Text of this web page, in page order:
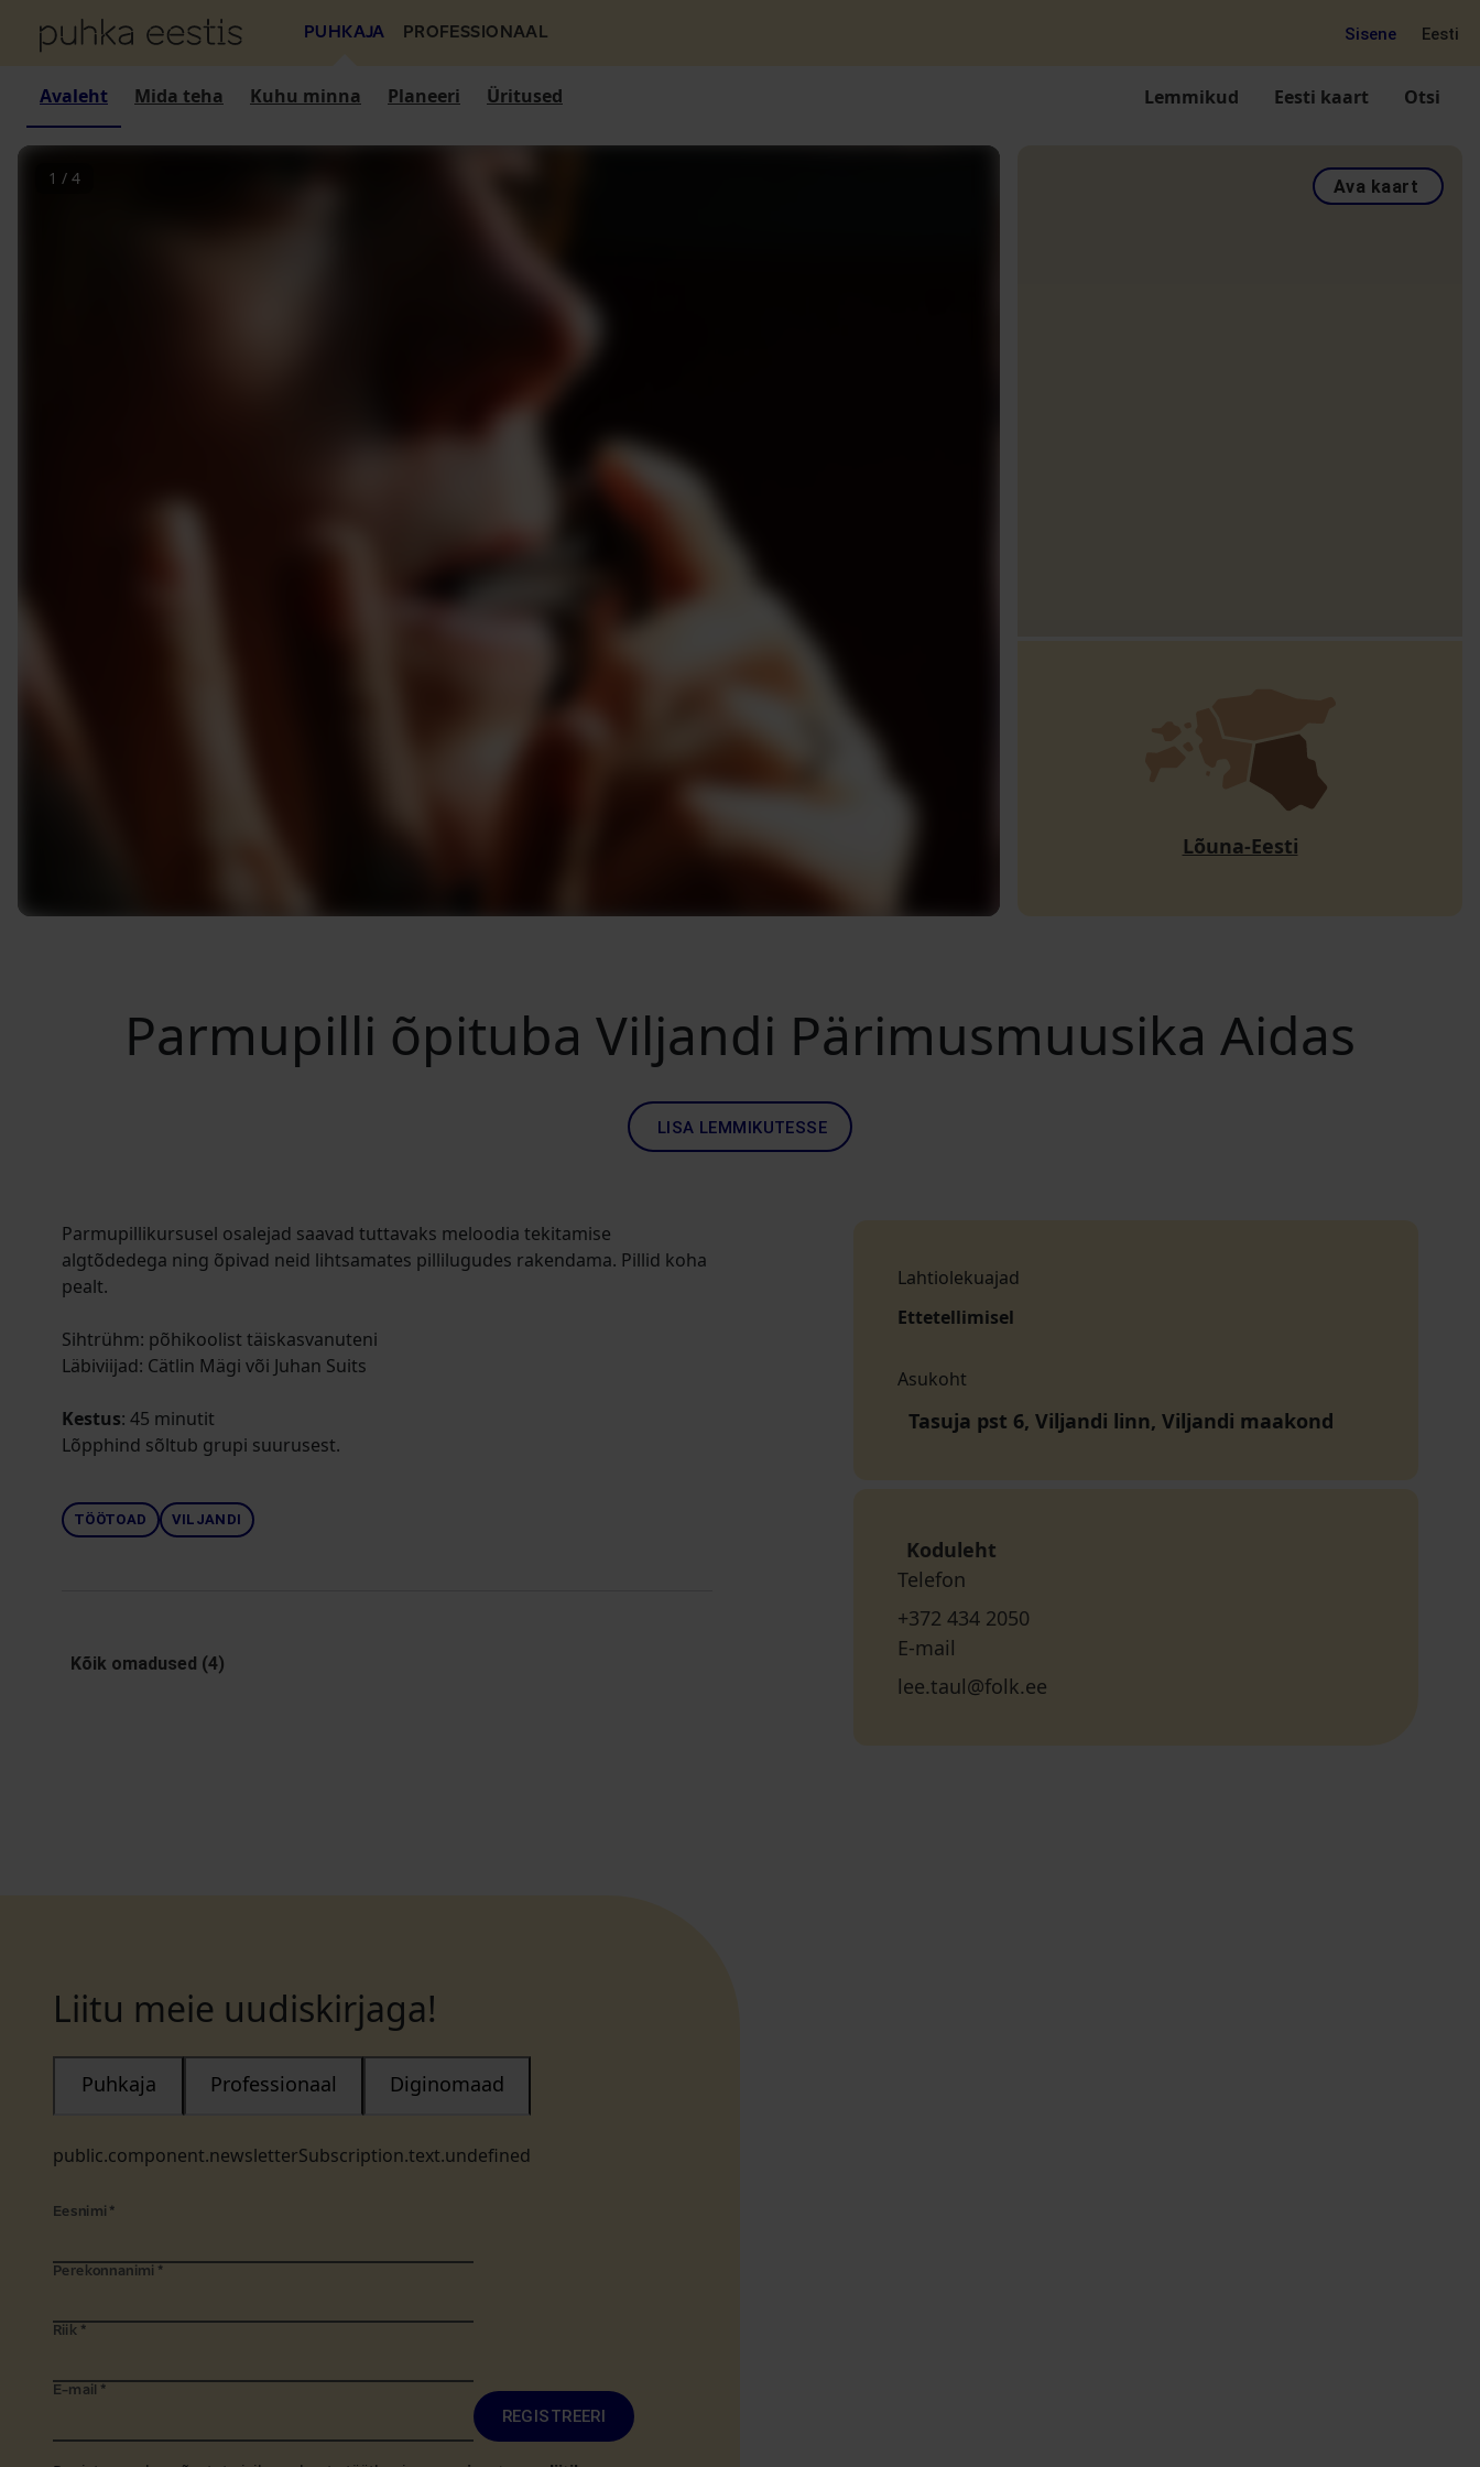
PUHKAJA PROFESSIONAAL Sisene Eesti
Avaleht Mida teha Kuhu minna Planeeri Üritused Lemmikud Eesti kaart Otsi
1 / 4 Ava kaart
Lõuna-Eesti
Parmupilli õpituba Viljandi Pärimusmuusika Aidas
LISA LEMMIKUTESSE
Parmupillikursusel osalejad saavad tuttavaks meloodia tekitamise
algtõdedega ning õpivad neid lihtsamates pillilugudes rakendama. Pillid koha
pealt.
Sihtrühm: põhikoolist täiskasvanuteni
Läbiviijad: Cätlin Mägi või Juhan Suits
Kestus: 45 minutit
Lõpphind sõltub grupi suurusest.
TÖÖTOAD VILJANDI
Kõik omadused (4)
Lahtiolekuajad
Ettetellimisel
Asukoht
Tasuja pst 6, Viljandi linn, Viljandi maakond
Koduleht
Telefon
+372 434 2050
E-mail
lee.taul@folk.ee
Liitu meie uudiskirjaga!
public.component.newsletterSubscription.text.undefined
Puhkaja Professionaal Diginomaad
Eesnimi *
Perekonnanimi *
Riik *
E-mail *
REGISTREERI